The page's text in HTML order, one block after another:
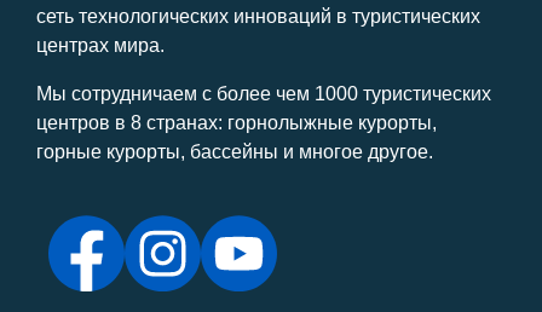
сеть технологических инноваций в туристических
центрах мира.
Мы сотрудничаем с более чем 1000 туристических
центров в 8 странах: горнолыжные курорты,
горные курорты, бассейны и многое другое.